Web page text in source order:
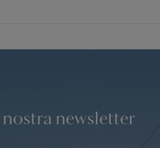
newsletter